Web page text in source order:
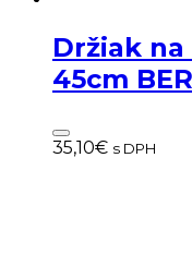
Držiak
45cm
35,10€ s DPH